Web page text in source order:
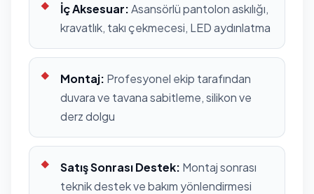
İç Aksesuar:Asansörlü pantolon askılığı,
kravatlık, takı çekmecesi, LED aydınlatma
Montaj: Profesyonel ekip tarafından
duvara ve tavana sabitleme, silikon ve
derz dolgu
Satış Sonrası Destek: Montaj sonrası
teknik destek ve bakım yönlendirmesi